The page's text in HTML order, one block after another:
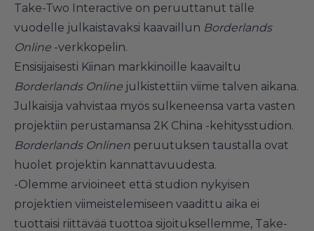
Take-Two Interactive on peruuttanut tälle
vuodelle julkaistavaksi kaavaillun Borderlands
Online -verkkopelin.
Ensisijaisesti Kiinan markkinoille kaavailtu
Borderlands Online julkistettiin viime talven aikana.
Julkaisija vahvistaa myös sulkeneensa varta vasten
projektiin perustamansa 2K China -kehitysstudion.
Borderlands Onlinen peruutuksen taustalla ovat
huolet projektin kannattavuudesta.
-Olemme arvioineet että studion nykyisen
projektien viimeistelemiseen vaadittu aika ei
tuottaisi riittävää tuottoa sijoituksellemme, Take-